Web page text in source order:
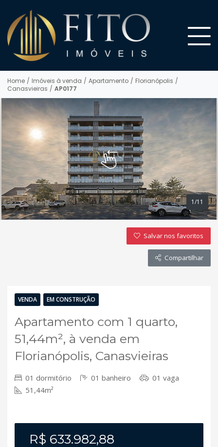
Home / Imóveis à venda / Apartamento / Florianópolis /
Canasvieiras / AP0177
1/11
Salvar nos favoritos
Compartilhar
VENDA EM CONSTRUÇÃO
Apartamento com 1 quarto,
51,44m², à venda em
Florianópolis, Canasvieiras
01 dormitório 01 banheiro
01 vaga
51,44m²
R$ 633.982,88